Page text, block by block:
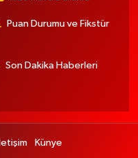
Puan Durumu ve Fikstür
Son Dakika Haberleri
İletişim Künye